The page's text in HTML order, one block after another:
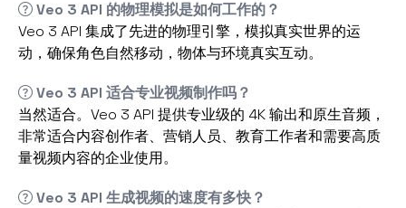
Veo 3 API 的物理模拟是如何工作的？
Veo 3 API 集成了先进的物理引擎，模拟真实世界的运
动，确保角色自然移动，物体与环境真实互动。
Veo 3 API 适合专业视频制作吗？
当然适合。Veo 3 API 提供专业级的 4K 输出和原生音频，
非常适合内容创作者、营销人员、教育工作者和需要高质
量视频内容的企业使用。
Veo 3 API 生成视频的速度有多快？